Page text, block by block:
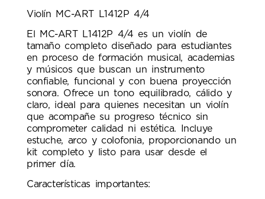
Violín MC-ART L1412P 4/4
El MC-ART L1412P 4/4 es un violín de
tamaño completo diseñado para estudiantes
en proceso de formación musical, academias
y músicos que buscan un instrumento
confiable, funcional y con buena proyección
sonora. Ofrece un tono equilibrado, cálido y
claro, ideal para quienes necesitan un violín
que acompañe su progreso técnico sin
comprometer calidad ni estética. Incluye
estuche, arco y colofonia, proporcionando un
kit completo y listo para usar desde el
primer día.
Características importantes: